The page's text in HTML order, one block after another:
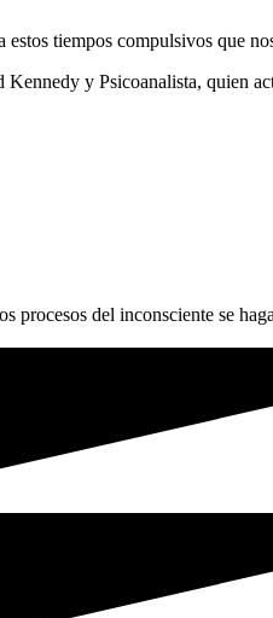
tiempos compulsivos que
y Psicoanalista, quien
procesos del inconsciente se